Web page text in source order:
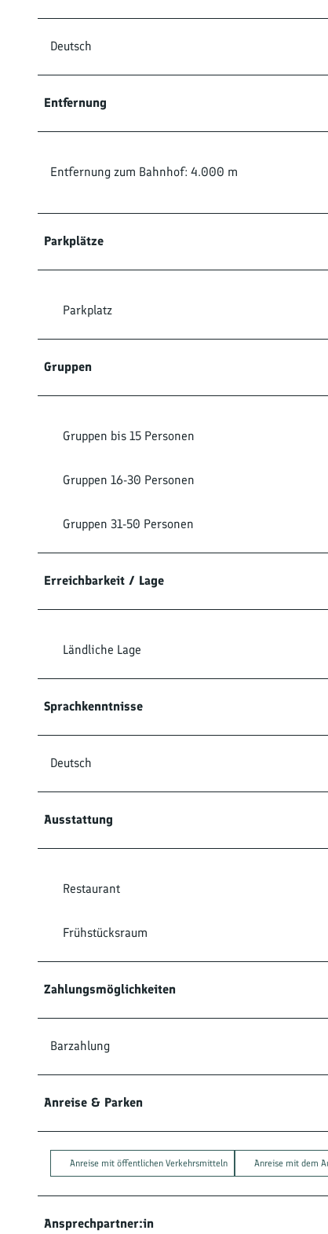
Deutsch
Entfernung
Entfernung zum Bahnhof: 4.000 m
Parkplätze
Parkplatz
Gruppen
Gruppen bis 15 Personen
Gruppen 16-30 Personen
Gruppen 31-50 Personen
Erreichbarkeit / Lage
Ländliche Lage
Sprachkenntnisse
Deutsch
Ausstattung
Restaurant
Frühstücksraum
Zahlungsmöglichkeiten
Barzahlung
Anreise & Parken
Anreise mit öffentlichen Verkehrsmitteln Anreise mit dem
Ansprechpartner:in